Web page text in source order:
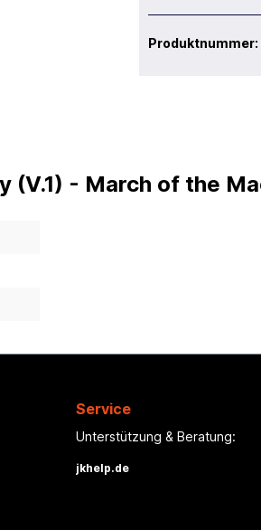
Produktnummer:
(V.1) - March of the
Service
Unterstützung & Beratung:
jkhelp.de